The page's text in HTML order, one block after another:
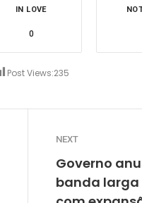
Post Views:235
IN LOVE
0
NEXT
Governo
banda larga